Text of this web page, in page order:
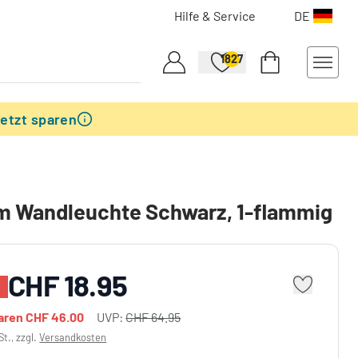
Hilfe & Service DE
1827
sparen
Wandleuchte Schwarz, 1-flammig
CHF 18.95
CHF 46.00 UVP:CHF 64.95
zzgl.Versandkosten